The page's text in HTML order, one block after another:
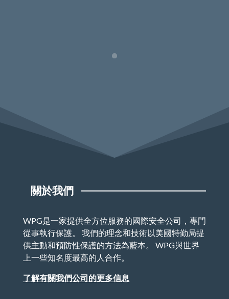
關於我們
WPG是一家提供全方位服務的國際安全公司，專門
從事執行保護。 我們的理念和技術以美國特勤局提
供主動和預防性保護的方法為藍本。 WPG與世界
上一些知名度最高的人合作。
了解有關我們公司的更多信息